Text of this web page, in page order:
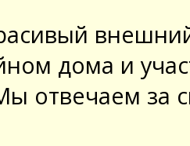
дома и
отвечаем за